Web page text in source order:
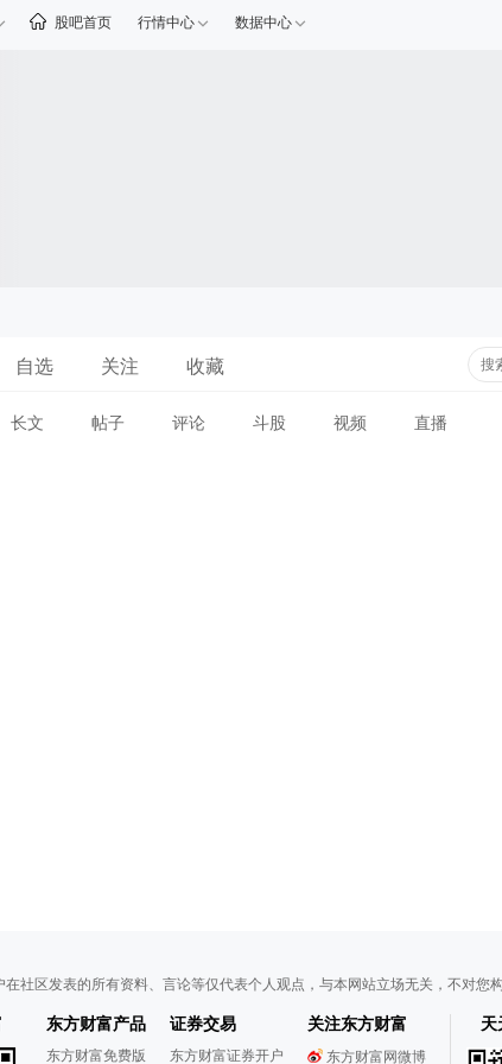
股吧首页 行情中心 数据中心
自选 关注 收藏
长文 帖子 评论 斗股 视频 直播
在社区发表的所有资料、言论等仅代表个人观点，与本网站立场无关，不对您
东方财富产品
东方财富免费版
证券交易
东方财富证券开户
关注东方财富
东方财富网微博
天